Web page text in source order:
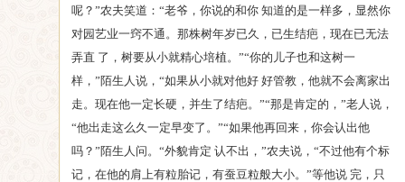
呢？”农夫笑道：“老爷，你说的和你 知道的是一样多，显然你
对园艺业一窍不通。那株树年岁已久，已生结疤，现在已无法
弄直 了，树要从小就精心培植。”“你的儿子也和这树一
样，”陌生人说，“如果从小就对他好 好管教，他就不会离家出
走。现在他一定长硬，并生了结疤。”“那是肯定的，”老人说，
“他出走这么久一定早变了。”“如果他再回来，你会认出他
吗？”陌生人问。“外貌肯定 认不出，”农夫说，“不过他有个标
记，在他的肩上有粒胎记，有蚕豆粒般大小。”等他说 完，只